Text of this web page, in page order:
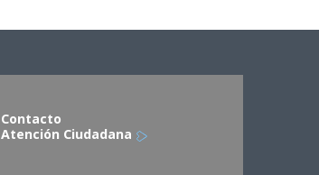
Contacto
Atención Ciudadana